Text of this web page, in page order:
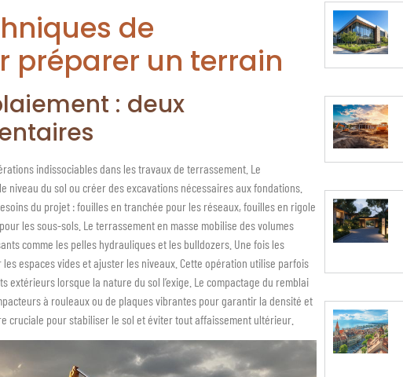
de
préparer un terrain
: deux
indissociables dans les travaux de terrassement. Le
du sol ou créer des excavations nécessaires aux fondations.
du projet : fouilles en tranchée pour les réseaux, fouilles en rigole
les sous-sols. Le terrassement en masse mobilise des volumes
comme les pelles hydrauliques et les bulldozers. Une fois les
espaces vides et ajuster les niveaux. Cette opération utilise parfois
extérieurs lorsque la nature du sol l’exige. Le compactage du remblai
à rouleaux ou de plaques vibrantes pour garantir la densité et
cruciale pour stabiliser le sol et éviter tout affaissement ultérieur.